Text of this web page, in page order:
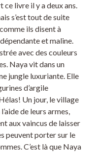
ce livre il y a deux ans.
s’est tout de suite
ils disent à
et maline.
avec des couleurs
Naya vit dans un
jungle luxuriante. Elle
d’argile
Un jour, le village
de leurs armes,
aux vaincus de laisser
peuvent porter sur le
C’est là que Naya